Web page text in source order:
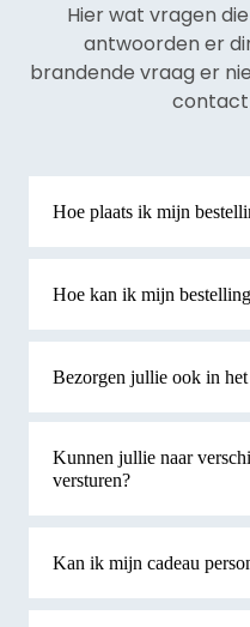
Hier wat vragen
antwoorden er
brandende vraag er
contact
Hoe plaats ik mijn
Hoe kan ik mijn
Bezorgen jullie ook in
Kunnen jullie naar
versturen?
Kan ik mijn cadeau